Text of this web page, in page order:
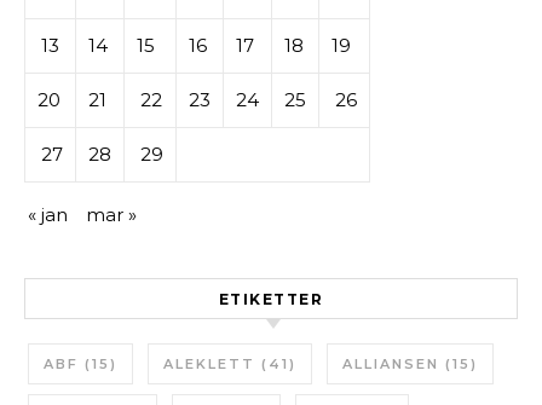
13 14 15 16 17 18 19
20 21 22 23 24 25 26
27 28 29
« jan mar »
ETIKETTER
ABF (15) ALEKLETT (41) ALLIANSEN (15)